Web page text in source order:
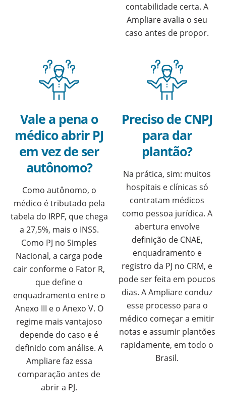
contabilidade certa. A
Ampliare avalia o seu
caso antes de propor.
Vale a pena o
médico abrir PJ
em vez de ser
autônomo?
Como autônomo, o
médico é tributado pela
tabela do IRPF, que chega
a 27,5%, mais o INSS.
Como PJ no Simples
Nacional, a carga pode
cair conforme o Fator R,
que define o
enquadramento entre o
Anexo III e o Anexo V. O
regime mais vantajoso
depende do caso e é
definido com análise. A
Ampliare faz essa
comparação antes de
abrir a PJ.
Preciso de CNPJ
para dar
plantão?
Na prática, sim: muitos
hospitais e clínicas só
contratam médicos
como pessoa jurídica. A
abertura envolve
definição de CNAE,
enquadramento e
registro da PJ no CRM, e
pode ser feita em poucos
dias. A Ampliare conduz
esse processo para o
médico começar a emitir
notas e assumir plantões
rapidamente, em todo o
Brasil.